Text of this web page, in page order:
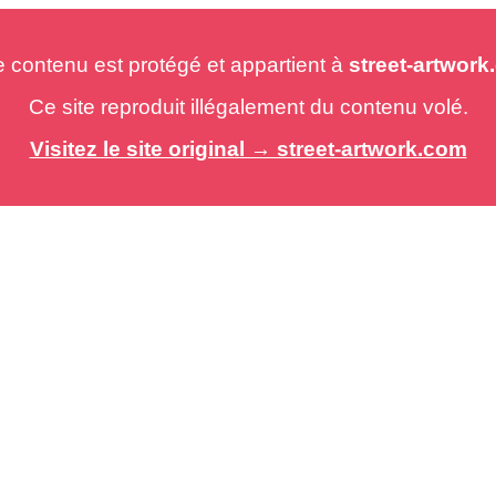
est protégé et appartient à street-
Ce site reproduit illégalement du contenu volé.
Visitez le site original → street-artwork.com